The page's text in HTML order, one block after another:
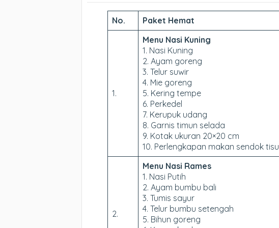
No. Paket Hemat
1.
Menu Nasi Kuning
1. Nasi Kuning
2. Ayam goreng
3. Telur suwir
4. Mie goreng
5. Kering tempe
6. Perkedel
7. Kerupuk udang
8. Garnis timun selada
9. Kotak ukuran 20×20 cm
10. Perlengkapan makan sendok tisu
2.
Menu Nasi Rames
1. Nasi Putih
2. Ayam bumbu bali
3. Tumis sayur
4. Telur bumbu setengah
5. Bihun goreng